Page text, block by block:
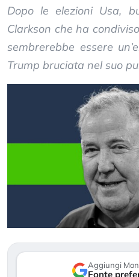
Dopo le elezioni Usa,
Clarkson che ha
sembrerebbe essere
Trump bruciata nel suo
Aggiungi
Fonte